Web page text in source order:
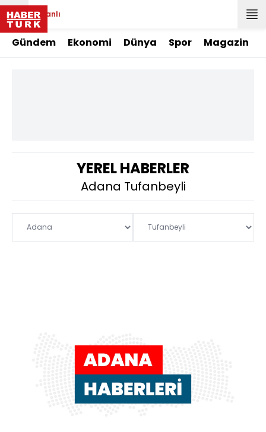
Canlı
Gündem Ekonomi Dünya Spor Magazin
YEREL HABERLER
Adana Tufanbeyli